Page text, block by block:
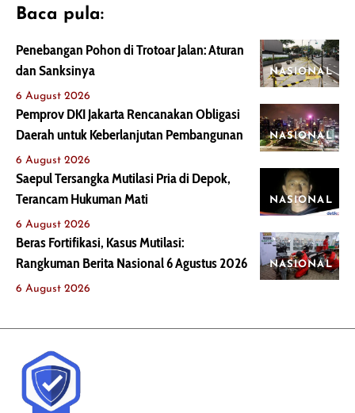
Baca pula:
NASIONAL
Penebangan Pohon di Trotoar Jalan: Aturan
dan Sanksinya
6 August 2026
NASIONAL
Pemprov DKI Jakarta Rencanakan Obligasi
Daerah untuk Keberlanjutan Pembangunan
6 August 2026
NASIONAL
Saepul Tersangka Mutilasi Pria di Depok,
Terancam Hukuman Mati
6 August 2026
NASIONAL
Beras Fortifikasi, Kasus Mutilasi:
Rangkuman Berita Nasional 6 Agustus 2026
6 August 2026